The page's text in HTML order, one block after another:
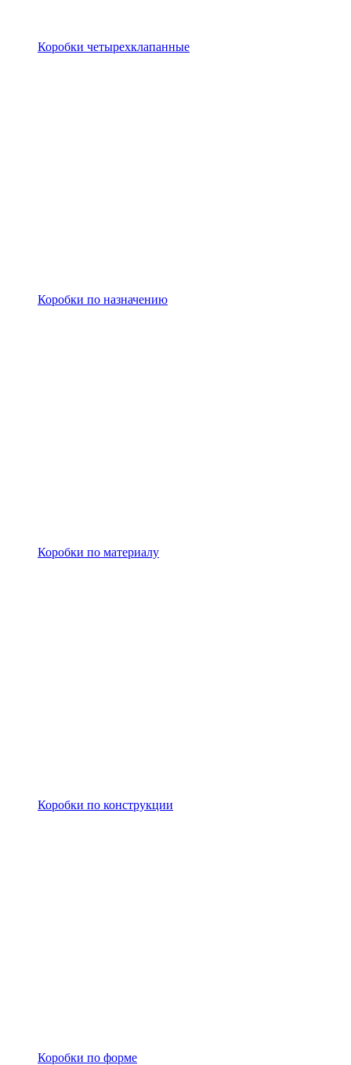
Коробки четырехклапанные
Коробки по назначению
Коробки по материалу
Коробки по конструкции
Коробки по форме